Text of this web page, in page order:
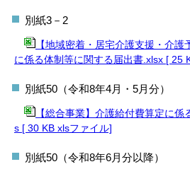
別紙3－2
【地域密着・居宅介護支援・介
に係る体制等に関する届出書.xlsx [ 25
別紙50（令和8年4月・5月分）
【総合事業】介護給付費算定に
s [ 30 KB xlsファイル]
別紙50（令和8年6月分以降）